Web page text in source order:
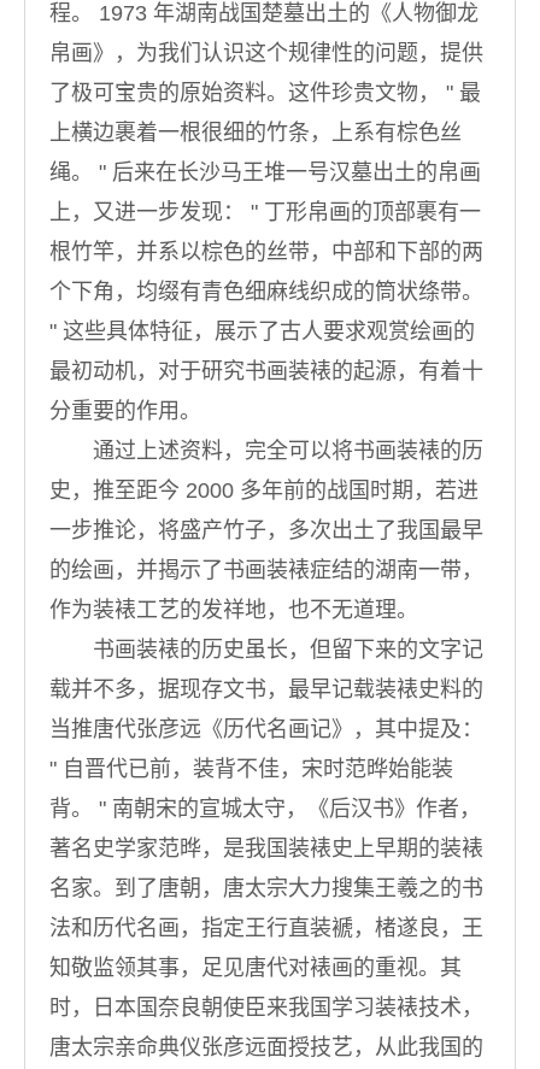
程。 1973 年湖南战国楚墓出土的《人物御龙
帛画》，为我们认识这个规律性的问题，提供
了极可宝贵的原始资料。这件珍贵文物， " 最
上横边裹着一根很细的竹条，上系有棕色丝
绳。 " 后来在长沙马王堆一号汉墓出土的帛画
上，又进一步发现： " 丁形帛画的顶部裹有一
根竹竿，并系以棕色的丝带，中部和下部的两
个下角，均缀有青色细麻线织成的筒状绦带。
" 这些具体特征，展示了古人要求观赏绘画的
最初动机，对于研究书画装裱的起源，有着十
分重要的作用。
通过上述资料，完全可以将书画装裱的历
史，推至距今 2000 多年前的战国时期，若进
一步推论，将盛产竹子，多次出土了我国最早
的绘画，并揭示了书画装裱症结的湖南一带，
作为装裱工艺的发祥地，也不无道理。
书画装裱的历史虽长，但留下来的文字记
载并不多，据现存文书，最早记载装裱史料的
当推唐代张彦远《历代名画记》，其中提及：
" 自晋代已前，装背不佳，宋时范晔始能装
背。 " 南朝宋的宣城太守，《后汉书》作者，
著名史学家范晔，是我国装裱史上早期的装裱
名家。到了唐朝，唐太宗大力搜集王羲之的书
法和历代名画，指定王行直装褫，楮遂良，王
知敬监领其事，足见唐代对裱画的重视。其
时，日本国奈良朝使臣来我国学习装裱技术，
唐太宗亲命典仪张彦远面授技艺，从此我国的